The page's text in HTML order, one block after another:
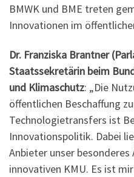
BMWK und BME treten
Innovationen im
Dr. Franziska Brantner
Staatssekretärin beim
und Klimaschutz: „Die
öffentlichen Beschaffung
Technologietransfers ist
Innovationspolitik. Dabei
Anbieter unser
innovativen KMU. Es ist